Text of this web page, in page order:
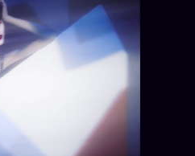
ÉQUIPE + AUTEURS